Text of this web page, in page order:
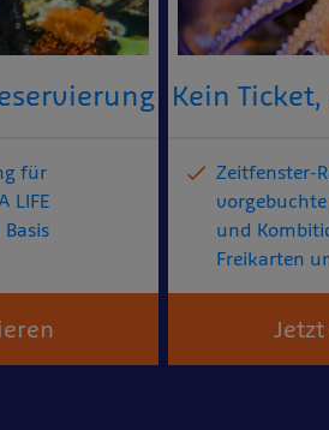
für
LIFE
Kein
Zeitfenster-
vorgebuchte
und
Freikarten